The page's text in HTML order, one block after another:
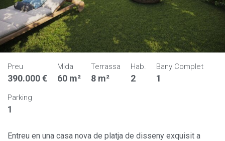
Preu
390.000 €
Mida
60 m²
Terrassa
8 m²
Hab.
2
Bany Complet
1
Parking
1
Entreu en una casa nova de platja de disseny exquisit a